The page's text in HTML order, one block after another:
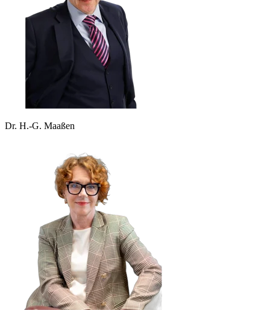
Dr. H.-G. Maaßen